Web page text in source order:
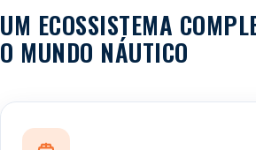
UM ECOSSISTEMA
O MUNDO NÁUTICO